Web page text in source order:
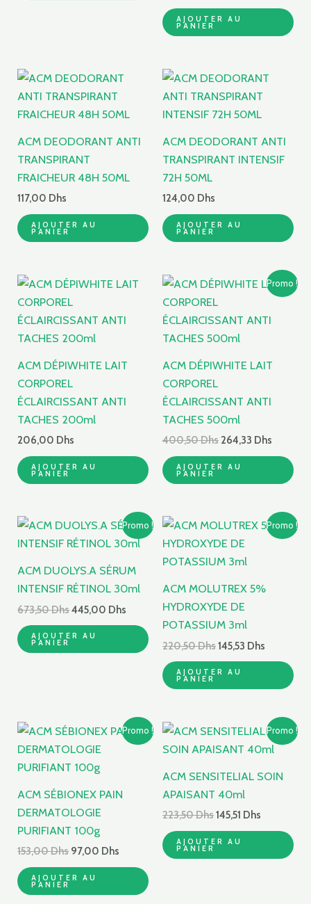
AJOUTER AU
PANIER
ACM DEODORANT ANTI
TRANSPIRANT
FRAICHEUR 48H 50ML
117,00 Dhs
AJOUTER AU
PANIER
ACM DEODORANT ANTI
TRANSPIRANT INTENSIF
72H 50ML
124,00 Dhs
AJOUTER AU
PANIER
ACM DÉPIWHITE LAIT
CORPOREL
ÉCLAIRCISSANT ANTI
TACHES 200ml
206,00 Dhs
AJOUTER AU
PANIER
Promo !
ACM DÉPIWHITE LAIT
CORPOREL
ÉCLAIRCISSANT ANTI
TACHES 500ml
400,50Dhs
Le
était :
400,50 Dhs.
264,33 Dhs
Le
prix
AJOUTER AU
PANIER
Promo !
ACM DUOLYS.A SÉRUM
INTENSIF RÉTINOL 30ml
673,50Dhs
Le
prix
initial
673,50 Dhs.
445,00 Dhs
Le
prix
actuel
445,00 Dhs.
AJOUTER AU
PANIER
Promo !
ACM MOLUTREX 5%
HYDROXYDE DE
POTASSIUM 3ml
220,50Dhs
Le
initial
était :
145,53 Dhs
Le
prix
AJOUTER AU
PANIER
Promo !
ACM SÉBIONEX PAIN
DERMATOLOGIE
PURIFIANT 100g
153,00Dhs
Le
initial
était :
97,00 Dhs
Le
prix
97,00 Dhs.
AJOUTER AU
PANIER
Promo !
ACM SENSITELIAL SOIN
APAISANT 40ml
223,50Dhs
Le
initial
223,50 Dhs.
145,51 Dhs
Le
prix
actuel
145,51 Dhs.
AJOUTER AU
PANIER